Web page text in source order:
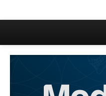
Inicio
Iniciar sesión